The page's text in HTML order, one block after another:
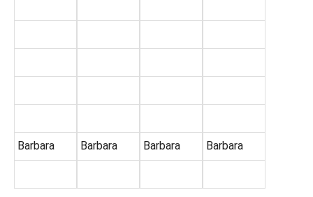
Barbara Barbara Barbara Barbara